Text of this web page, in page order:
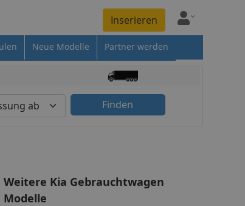
Inserieren
Neue Modelle Partner werden
Finden
Weitere Kia Gebrauchtwagen
Modelle